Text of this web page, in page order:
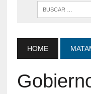
HOME